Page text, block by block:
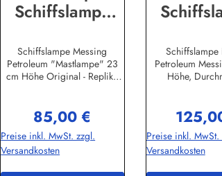
Schiffslampe
Petroleumbrenn
er
Schiffslampe Messing
Petroleum "Mastlampe" 23
cm Höhe Original - Replika
en:Sea-Club Handels-
GmbHAm Leitzelbach
3474889 Sinsheiminfo@sea-
club.de
Regulärer Preis:
85,00 €
Preise inkl. MwSt. zzgl.
Versandkosten
Schiffslampe
Petroleum
Höhe,
Leitzelbach
Preise inkl. MwSt.
Versandkosten